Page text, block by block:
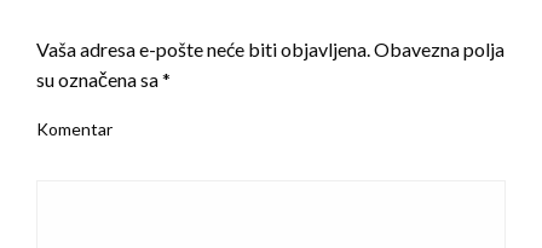
Vaša adresa e-pošte neće biti objavljena.Obavezna polja
su označena sa*
Komentar